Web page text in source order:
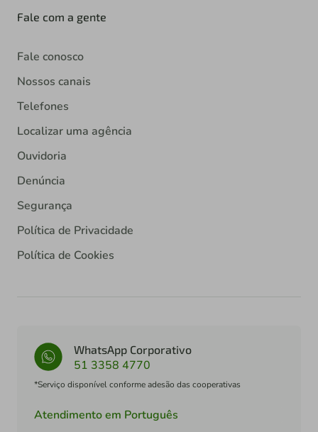
Fale com a gente
Fale conosco
Nossos canais
Telefones
Localizar uma agência
Ouvidoria
Denúncia
Segurança
Política de Privacidade
Política de Cookies
WhatsApp Corporativo
51 3358 4770
*Serviço disponível conforme adesão das cooperativas
Atendimento em Português